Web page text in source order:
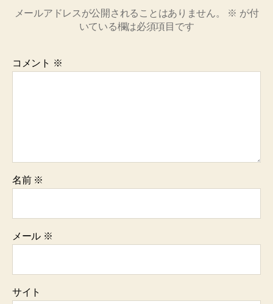
メールアドレスが公開されることはありません。 ※ が付
いている欄は必須項目です
コメント ※
名前 ※
メール ※
サイト